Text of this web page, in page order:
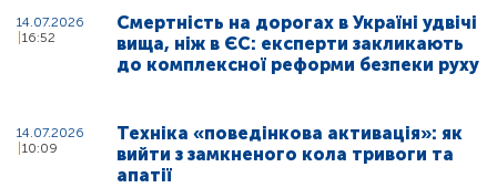
14.07.2026
16:52
Смертність на дорогах в Україні удвічі
вища, ніж в ЄС: експерти закликають
до комплексної реформи безпеки руху
14.07.2026
10:09
Техніка «поведінкова активація»: як
вийти з замкненого кола тривоги та
апатії